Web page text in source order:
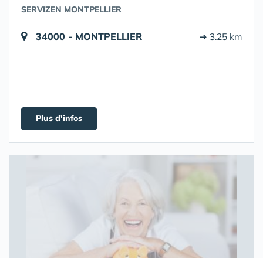
SERVIZEN MONTPELLIER
34000 - MONTPELLIER ➔ 3.25 km
Plus d'infos